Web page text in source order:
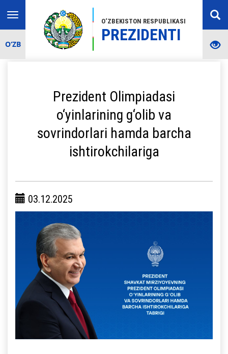
O‘ZBEKISTON RESPUBLIKASI
PREZIDENTI
Toggle
navigation
O‘ZB
Prezident Olimpiadasi
o‘yinlarining g‘olib va
sovrindorlari hamda barcha
ishtirokchilariga
03.12.2025